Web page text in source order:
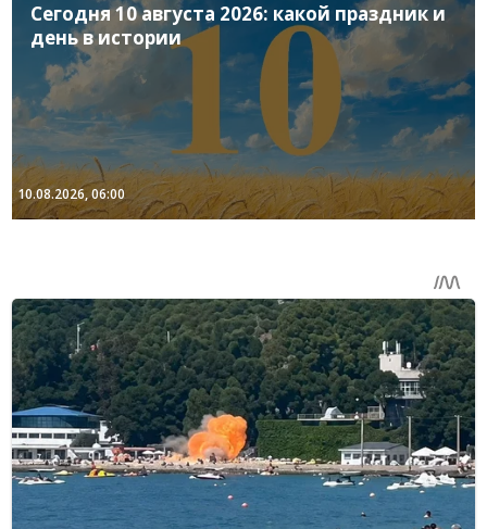
Сегодня 10 августа 2026: какой праздник и
день в истории
10.08.2026, 06:00